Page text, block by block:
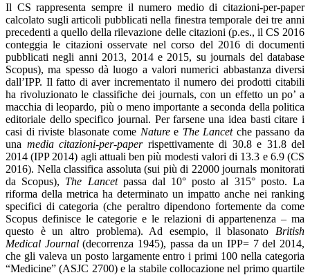
Il CS rappresenta sempre il numero medio di citazioni-per-paper
calcolato sugli articoli pubblicati nella finestra temporale dei tre anni
precedenti a quello della rilevazione delle citazioni (p.es., il CS 2016
conteggia le citazioni osservate nel corso del 2016 di documenti
pubblicati negli anni 2013, 2014 e 2015, su journals del database
Scopus), ma spesso dà luogo a valori numerici abbastanza diversi
dall’IPP. Il fatto di aver incrementato il numero dei prodotti citabili
ha rivoluzionato le classifiche dei journals, con un effetto un po’ a
macchia di leopardo, più o meno importante a seconda della politica
editoriale dello specifico journal. Per farsene una idea basti citare i
casi di riviste blasonate come Naturee The Lancetche passano da
una media citazioni-per-paperrispettivamente di 30.8 e 31.8 del
2014 (IPP 2014) agli attuali ben più modesti valori di 13.3 e 6.9 (CS
2016). Nella classifica assoluta (sui più di 22000 journals monitorati
da Scopus), The Lancetpassa dal 10° posto al 315° posto. La
riforma della metrica ha determinato un impatto anche nei ranking
specifici di categoria (che peraltro dipendono fortemente da come
Scopus definisce le categorie e le relazioni di appartenenza – ma
questo è un altro problema). Ad esempio, il blasonato British
Medical Journal(decorrenza 1945), passa da un IPP= 7 del 2014,
che gli valeva un posto largamente entro i primi 100 nella categoria
“Medicine” (ASJC 2700) e la stabile collocazione nel primo quartile